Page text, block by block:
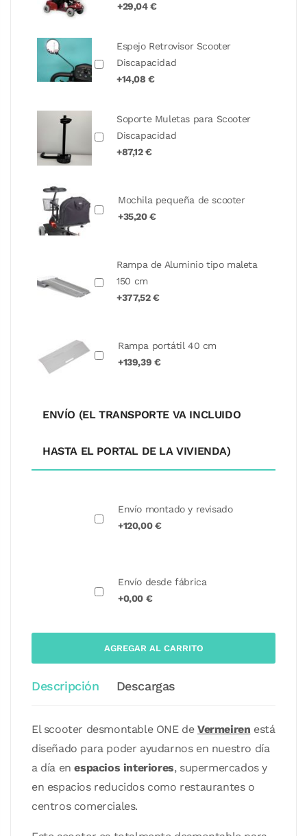
+29,04 €
Espejo Retrovisor Scooter
Discapacidad
+14,08 €
Soporte Muletas para Scooter
Discapacidad
+87,12 €
Mochila pequeña de scooter
+35,20 €
Rampa de Aluminio tipo maleta
150 cm
+377,52 €
Rampa portátil 40 cm
+139,39 €
ENVÍO (EL TRANSPORTE VA INCLUIDO
HASTA EL PORTAL DE LA VIVIENDA)
Envío montado y revisado
+120,00 €
Envío desde fábrica
+0,00 €
AGREGAR AL CARRITO
Descripción Descargas
El scooter desmontable ONE de Vermeiren está
diseñado para poder ayudarnos en nuestro día
a día enespacios interiores, supermercados y
en espacios reducidos como restaurantes o
centros comerciales.